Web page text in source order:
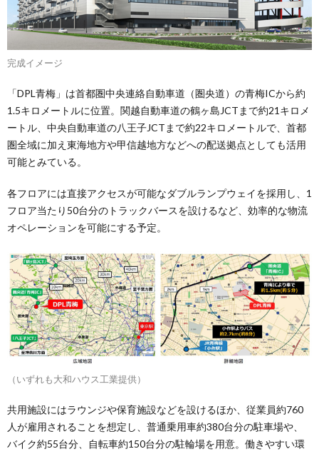
完成イメージ
「DPL青梅」は首都圏中央連絡自動車道（圏央道）の青梅ICから約
1.5キロメートルに位置。関越自動車道の鶴ヶ島JCTまで約21キロメ
ートル、中央自動車道の八王子JCTまで約22キロメートルで、首都
圏全域に加え東海地方や甲信越地方などへの配送拠点としても活用
可能とみている。
各フロアには直接アクセスが可能なダブルランプウェイを採用し、1
フロア当たり50台分のトラックバースを設けるなど、効率的な物流
オペレーションを可能にする予定。
（いずれも大和ハウス工業提供）
共用施設にはラウンジや保育施設などを設けるほか、従業員約760
人が雇用されることを想定し、普通乗用車約380台分の駐車場や、
バイク約55台分、自転車約150台分の駐輪場を用意。働きやすい環